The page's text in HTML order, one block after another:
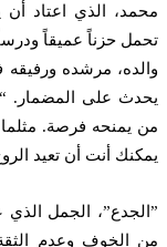
الذي اعتاد أن
حزناً عميقاً ودرساً
مرشده ورفيقه
على المضمار.
يمنحه فرصة. مثلما
أنت أن تعيد الروح
الجمل الذي
الخوف وعدم الثقة.